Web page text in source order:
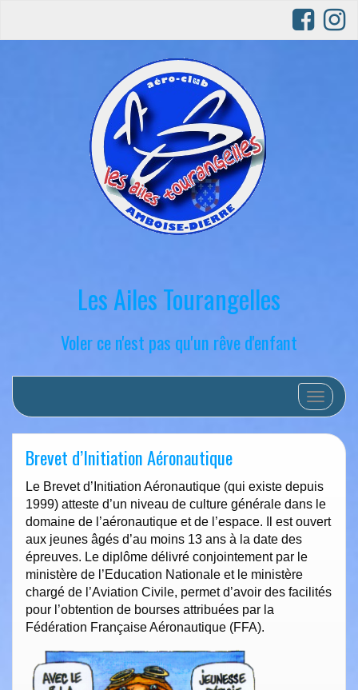
Les Ailes Tourangelles
Voler ce n'est pas qu'un rêve d'enfant
Afficher/
Brevet d’Initiation Aéronautique
Le Brevet d’Initiation Aéronautique (qui existe depuis
1999) atteste d’un niveau de culture générale dans le
domaine de l’aéronautique et de l’espace. Il est ouvert
aux jeunes âgés d’au moins 13 ans à la date des
épreuves. Le diplôme délivré conjointement par le
ministère de l’Education Nationale et le ministère
chargé de l’Aviation Civile, permet d’avoir des facilités
pour l’obtention de bourses attribuées par la
Fédération Française Aéronautique (FFA).